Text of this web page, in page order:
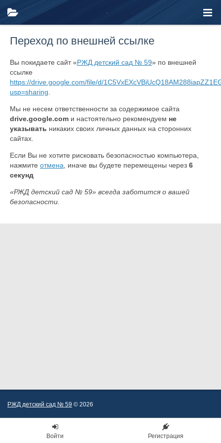
Переход по внешней ссылке
Вы покидаете сайт «РЖД детский сад № 59» по внешней
ссылке
https://drive.google.com/file/d/
usp=sharing
Мы не несем ответственности за содержимое сайта
drive.google.com и настоятельно рекомендуем не
указывать никаких своих личных данных на сторонних
сайтах.
Если Вы не хотите рисковать безопасностью компьютера,
нажмите отмена , иначе вы будете перемещены через 6
секунд
«РЖД детский сад № 59» всегда заботится о вашей
безопасности.
РЖД детский сад № 59 © 2026
Войти Регистрация